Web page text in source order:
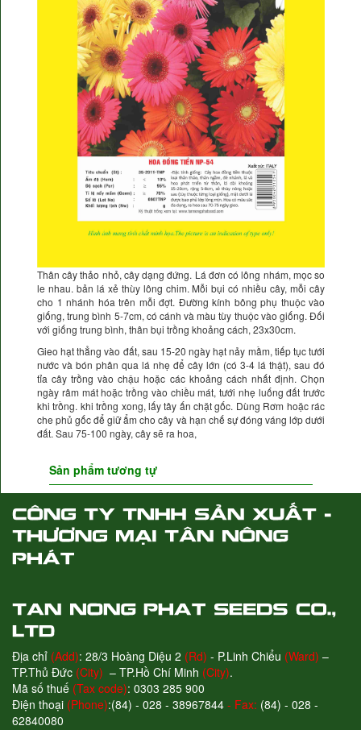
Thân cây thảo nhỏ, cây dạng đứng. Lá đơn có lông nhám, mọc so
le nhau. bản lá xẻ thùy lông chim. Mỗi bụi có nhiều cây, mỗi cây
cho 1 nhánh hóa trên mỗi đợt. Đường kính bông phụ thuộc vào
giống, trung bình 5-7cm, có cánh và màu tùy thuộc vào giống. Đối
với giống trung bình, thân bụi trồng khoảng cách, 23x30cm.
Gieo hạt thẳng vào đất, sau 15-20 ngày hạt nảy mầm, tiếp tục tưới
nước và bón phân qua lá nhẹ để cây lớn (có 3-4 lá thật), sau đó
tỉa cây trồng vào chậu hoặc các khoảng cách nhất định. Chọn
ngày râm mát hoặc trồng vào chiều mát, tưới nhẹ luống đất trước
khi trồng. khi trồng xong, lấy tây ấn chặt gốc. Dùng Rơm hoặc rác
che phủ gốc để giữ ẩm cho cây và hạn chế sự đóng váng lớp dưới
đất. Sau 75-100 ngày, cây sẽ ra hoa,
Sản phẩm tương tự
Địa chỉ (Add): 28/3 Hoàng Diệu 2 (Rd) - P.Linh Chiểu (Ward) –
TP.Thủ Đức (City) – TP.Hồ Chí Minh (City).
Mã số thuế (Tax code): 0303 285 900
Điện thoại (Phone):(84) - 028 - 38967844 - Fax: (84) - 028 -
62840080